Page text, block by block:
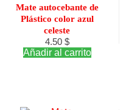
Mate autocebante de
Plástico color azul
celeste
4.50 $
Añadir al carrito